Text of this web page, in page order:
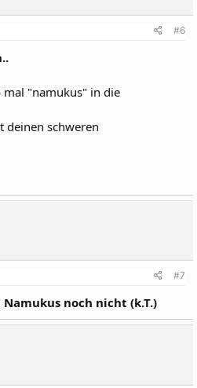
#6
"namukus" in die
schweren
#7
noch nicht (k.T.)